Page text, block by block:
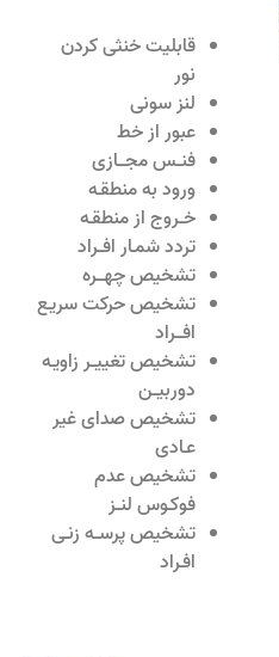
قابلیت خنثی کردن
نور
لنز سونی
عبور از خط
فنــس مجـــازی
ورود به منطقـه
خــروج از منطقـه
تردد شمـار افــراد
تشخیص چهـــره
تشخیص حرکت سریـع
افـــراد
تشخیص تغییــر زاویـه
دوربیــن
تشخیص صدای غیر
عـادی
تشخیص عدم
فوکـوس لنــز
تشخیص پرســه زنـی
افـراد